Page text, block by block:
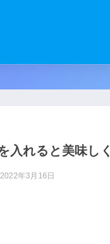
入れると美味し
2022年3月16日